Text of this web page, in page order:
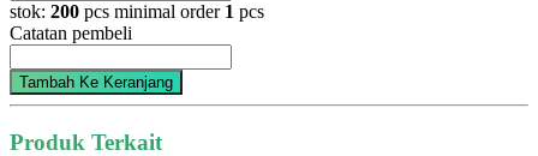
stok: 200 pcs minimal order 1 pcs
Catatan pembeli
Tambah Ke Keranjang
Produk Terkait